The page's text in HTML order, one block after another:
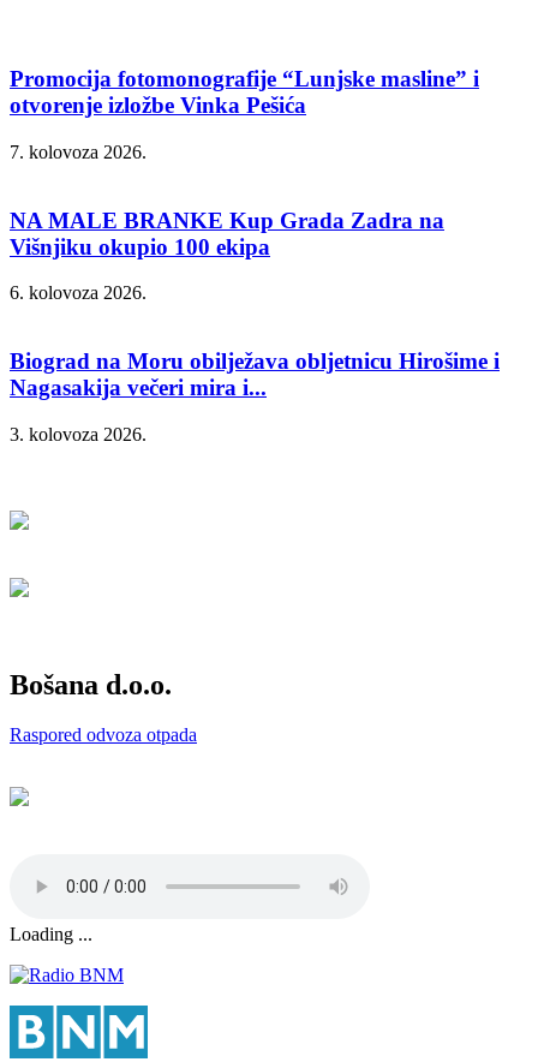
Promocija fotomonografije “Lunjske masline” i
otvorenje izložbe Vinka Pešića
7. kolovoza 2026.
NA MALE BRANKE Kup Grada Zadra na
Višnjiku okupio 100 ekipa
6. kolovoza 2026.
Biograd na Moru obilježava obljetnicu Hirošime i
Nagasakija večeri mira i...
3. kolovoza 2026.
Bošana d.o.o.
Raspored odvoza otpada
Loading ...